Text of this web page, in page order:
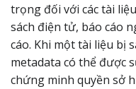
trọng đối với các tài
sách điện tử, báo cáo
cáo. Khi một tài liệu bị
metadata có thể được
chứng minh quyền sở